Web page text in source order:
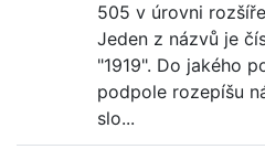
505 v úrovni
Jeden z názvů je
"1919". Do jakého
podpole rozepíšu
slo...